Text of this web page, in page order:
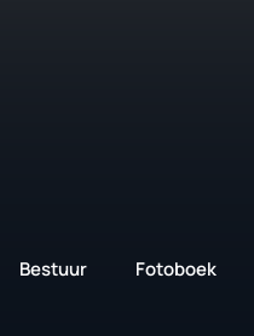
Bestuur Fotoboek